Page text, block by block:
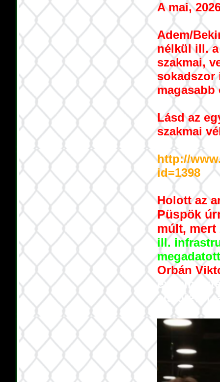
A mai,
Adem/
nélkül ill.
szakmai,
sokadszor
magasabb
Lásd az
szakmai
http://
id=1398
Holott az
Püspök
múlt,
ill.
Orbán
ex-
edzőjével,